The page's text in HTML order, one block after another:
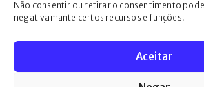
Não consentir ou retirar o consentimento
negativamante certos recursos e funções.
Aceitar
Ver no mapa
+351 969 196 210
(chamada para a rede fixa nacional)
info@cardlife.pt